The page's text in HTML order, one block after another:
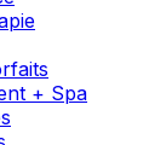
+ Spa